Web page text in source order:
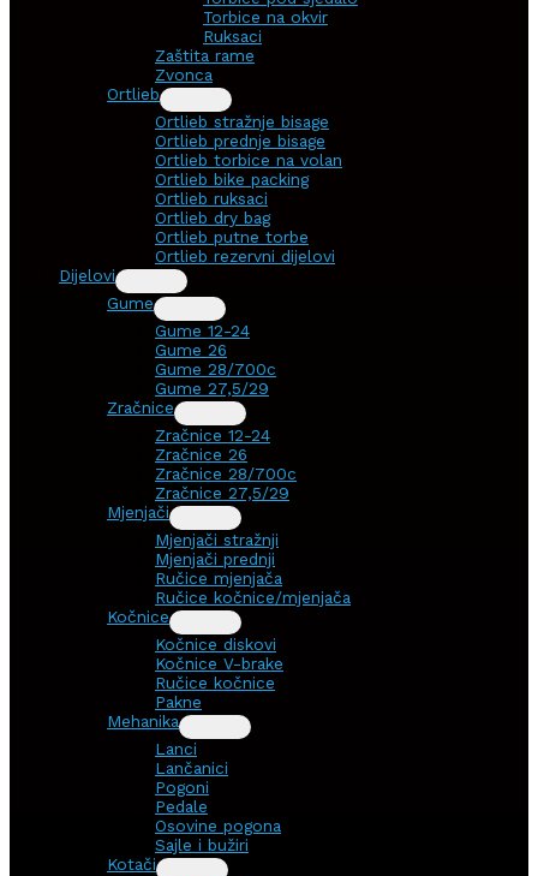
Torbice na okvir
Ruksaci
Zaštita rame
Zvonca
Ortlieb
Ortlieb stražnje bisage
Ortlieb prednje bisage
Ortlieb torbice na volan
Ortlieb bike packing
Ortlieb ruksaci
Ortlieb dry bag
Ortlieb putne torbe
Ortlieb rezervni dijelovi
Dijelovi
Gume
Gume 12-24
Gume 26
Gume 28/700c
Gume 27,5/29
Zračnice
Zračnice 12-24
Zračnice 26
Zračnice 28/700c
Zračnice 27,5/29
Mjenjači
Mjenjači stražnji
Mjenjači prednji
Ručice mjenjača
Ručice kočnice/mjenjača
Kočnice
Kočnice diskovi
Kočnice V-brake
Ručice kočnice
Pakne
Mehanika
Lanci
Lančanici
Pogoni
Pedale
Osovine pogona
Sajle i bužiri
Kotači